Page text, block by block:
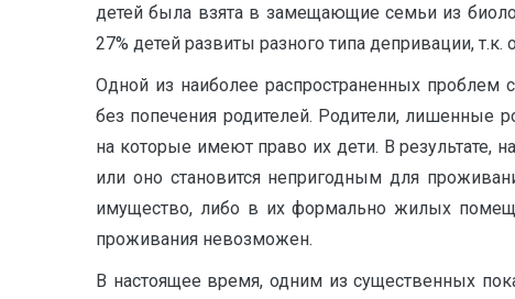
детей была взята в замещающие семьи из
27% детей развиты разного типа депривации,
Одной из наиболее распространенных проблем
без попечения родителей. Родители, лишенные
на которые имеют право их дети. В результате,
или оно становится непригодным для
имущество, либо в их формально жилых
проживания невозможен.
В настоящее время, одним из существенных